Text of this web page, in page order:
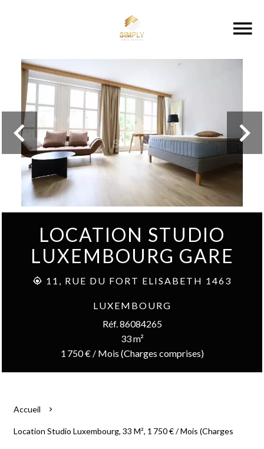
LOCATION STUDIO
LUXEMBOURG GARE
11, RUE DU FORT ELISABETH 1463
LUXEMBOURG
Réf. 86084265
33 m²
1 750 € / Mois (Charges comprises)
Accueil
Location Studio Luxembourg, 33 M², 1 750 € / Mois (Charges